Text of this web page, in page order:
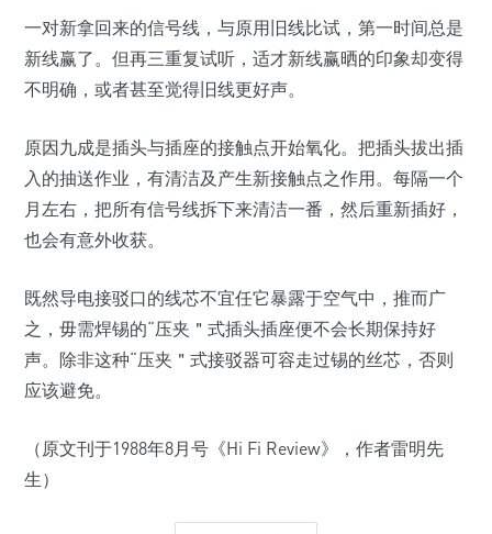
一对新拿回来的信号线，与原用旧线比试，第一时间总是
新线赢了。但再三重复试听，适才新线赢晒的印象却变得
不明确，或者甚至觉得旧线更好声。
原因九成是插头与插座的接触点开始氧化。把插头拔出插
入的抽送作业，有清洁及产生新接触点之作用。每隔一个
月左右，把所有信号线拆下来清洁一番，然后重新插好，
也会有意外收获。
既然导电接驳口的线芯不宜任它暴露于空气中，推而广
之，毋需焊锡的“压夹＂式插头插座便不会长期保持好
声。除非这种“压夹＂式接驳器可容走过锡的丝芯，否则
应该避免。
（原文刊于1988年8月号《Hi Fi Review》，作者雷明先
生）